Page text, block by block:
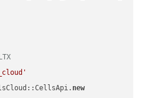
new